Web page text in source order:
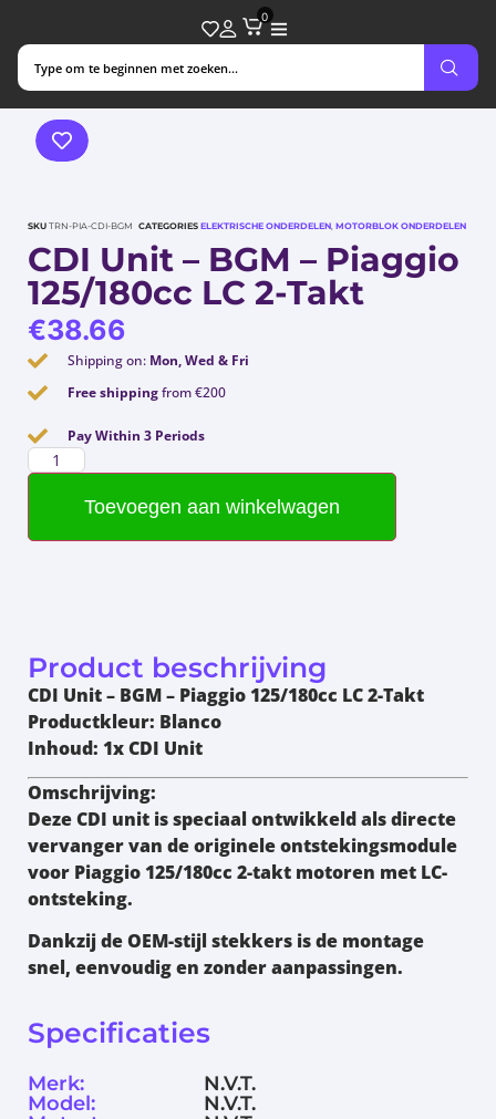
0
SKU TRN-PIA-CDI-BGM CATEGORIES ELEKTRISCHE ONDERDELEN, MOTORBLOK ONDERDELEN
CDI Unit – BGM – Piaggio
125/180cc LC 2-Takt
€38.66
Shipping on: Mon, Wed & Fri
Free shippingfrom €200
Pay Within 3 Periods
Toevoegen aan winkelwagen
Product beschrijving
CDI Unit – BGM – Piaggio 125/180cc LC 2-Takt
Productkleur: Blanco
Inhoud: 1x CDI Unit
Omschrijving:
DezeCDI unit is speciaal ontwikkeld alsdirecte
vervangervan de originele ontstekingsmodule
voor Piaggio 125/180cc 2-takt motoren met LC-
ontsteking.
Dankzij deOEM-stijl stekkers is de montage
snel, eenvoudig en zonder aanpassingen.
Specificaties
Merk:
N.V.T.
Model:
N.V.T.